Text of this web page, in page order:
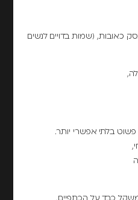
כאובות, (שמות בדויים לנשים
בלתי אפשרי יותר.